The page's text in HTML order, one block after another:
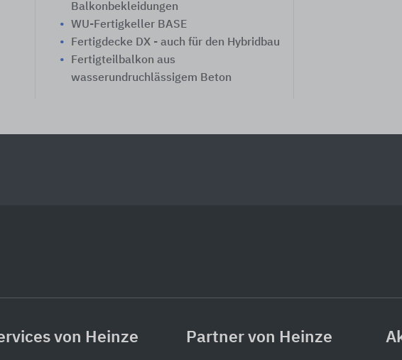
Balkonbekleidungen
WU-Fertigkeller BASE
Fertigdecke DX - auch für den Hybridbau
Fertigteilbalkon aus
wasserundruchlässigem Beton
von Heinze Partner von Heinze